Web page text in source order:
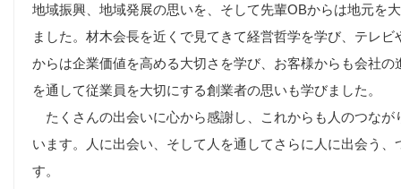
地域振興、地域発展の思いを、そして先輩OBからは地元を
ました。材木会長を近くで見てきて経営哲学を学び、テレ
からは企業価値を高める大切さを学び、お客様からも会社
を通して従業員を大切にする創業者の思いも学びました。
たくさんの出会いに心から感謝し、これからも人のつなが
います。人に出会い、そして人を通してさらに人に出会う
す。